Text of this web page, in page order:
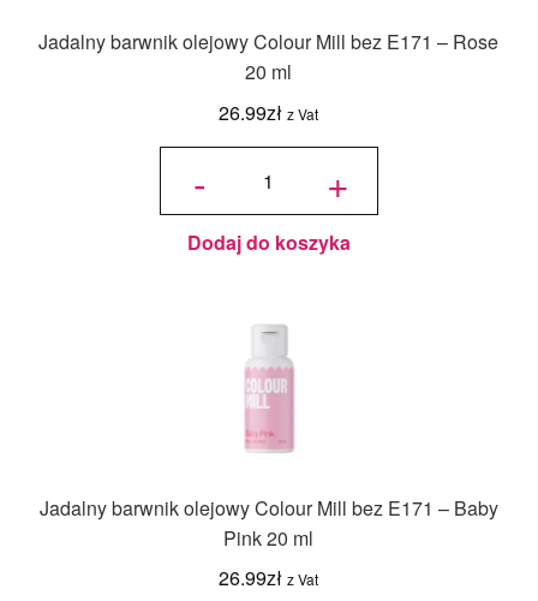
Jadalny barwnik olejowy Colour Mill bez E171 – Rose
20 ml
26.99zł z Vat
-
ilość
olejowy
Colour
Mill bez
E171 -
Rose
+
Dodaj do koszyka
Jadalny barwnik olejowy Colour Mill bez E171 – Baby
Pink 20 ml
26.99zł z Vat